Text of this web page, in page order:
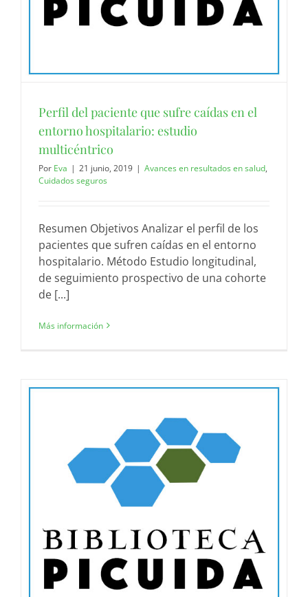
Perfil del paciente que sufre caídas en el
entorno hospitalario: estudio
multicéntrico
Por Eva | 21 junio, 2019 | Avances en resultados en salud,
Cuidados seguros
Resumen Objetivos Analizar el perfil de los
pacientes que sufren caídas en el entorno
hospitalario. Método Estudio longitudinal,
de seguimiento prospectivo de una cohorte
de [...]
Más información